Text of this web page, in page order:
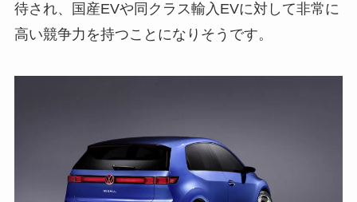
待され、国産EVや同クラス輸入EVに対して非常に
高い競争力を持つことになりそうです。